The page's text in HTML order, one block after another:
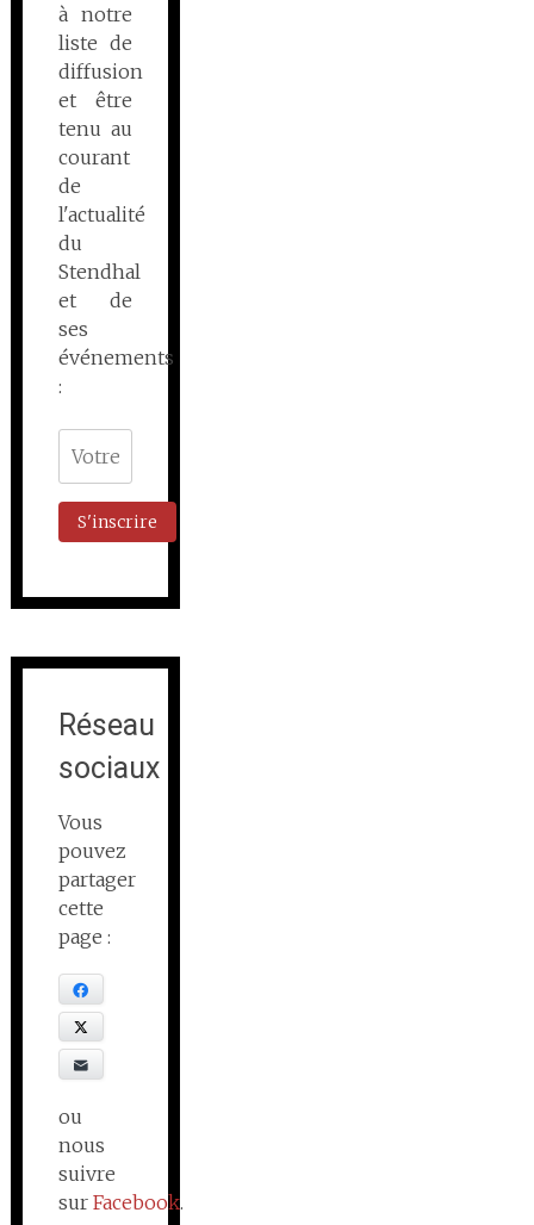
à notre
liste de
diffusion
et être
tenu au
courant
de
l'actualité
du
Stendhal
et de
ses
événements
:
Réseau
sociaux
Vous
pouvez
partager
cette
page :
ou
nous
suivre
sur Facebook.